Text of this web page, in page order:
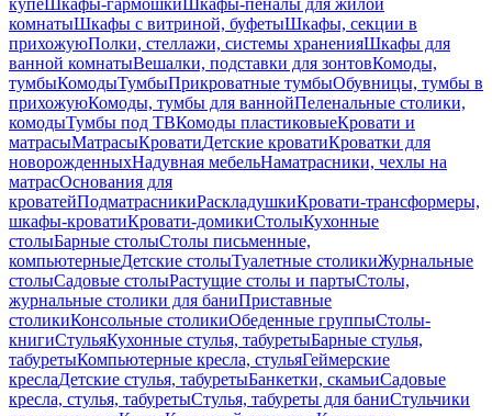
купеШкафы-гармошкиШкафы-пеналы для жилой
комнатыШкафы с витриной, буфетыШкафы, секции в
прихожуюПолки, стеллажи, системы храненияШкафы для
ванной комнатыВешалки, подставки для зонтовКомоды,
тумбыКомодыТумбыПрикроватные тумбыОбувницы, тумбы в
прихожуюКомоды, тумбы для ваннойПеленальные столики,
комодыТумбы под ТВКомоды пластиковыеКровати и
матрасыМатрасыКроватиДетские кроватиКроватки для
новорожденныхНадувная мебельНаматрасники, чехлы на
матрасОснования для
кроватейПодматрасникиРаскладушкиКровати-трансформеры,
шкафы-кроватиКровати-домикиСтолыКухонные
столыБарные столыСтолы письменные,
компьютерныеДетские столыТуалетные столикиЖурнальные
столыСадовые столыРастущие столы и партыСтолы,
журнальные столики для баниПриставные
столикиКонсольные столикиОбеденные группыСтолы-
книгиСтульяКухонные стулья, табуретыБарные стулья,
табуретыКомпьютерные кресла, стульяГеймерские
креслаДетские стулья, табуретыБанкетки, скамьиСадовые
кресла, стулья, табуретыСтулья, табуреты для баниСтульчики